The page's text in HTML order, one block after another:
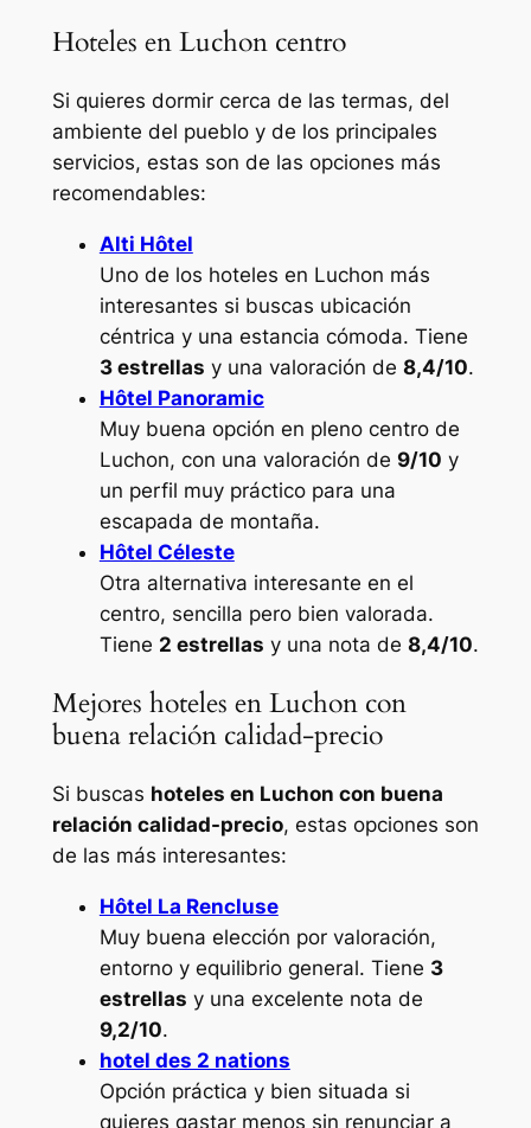
Hoteles en Luchon centro
Si quieres dormir cerca de las termas, del
ambiente del pueblo y de los principales
servicios, estas son de las opciones más
recomendables:
Alti Hôtel
Uno de los hoteles en Luchon más
interesantes si buscas ubicación
céntrica y una estancia cómoda. Tiene
3 estrellas y una valoración de 8,4/10.
Hôtel Panoramic
Muy buena opción en pleno centro de
Luchon, con una valoración de 9/10 y
un perfil muy práctico para una
escapada de montaña.
Hôtel Céleste
Otra alternativa interesante en el
centro, sencilla pero bien valorada.
Tiene 2 estrellas y una nota de 8,4/10.
Mejores hoteles en Luchon con
buena relación calidad-precio
Si buscas hoteles en Luchon con buena
relación calidad-precio, estas opciones son
de las más interesantes:
Hôtel La Rencluse
Muy buena elección por valoración,
entorno y equilibrio general. Tiene 3
estrellas y una excelente nota de
9,2/10.
hotel des 2 nations
Opción práctica y bien situada si
quieres gastar menos sin renunciar a